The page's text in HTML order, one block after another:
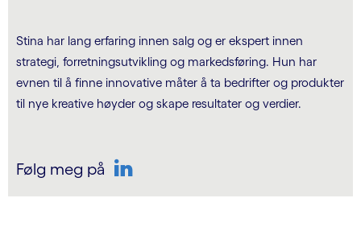
Stina har lang erfaring innen salg og er ekspert innen
strategi, forretningsutvikling og markedsføring. Hun har
evnen til å finne innovative måter å ta bedrifter og produkter
til nye kreative høyder og skape resultater og verdier.
Stina har lang erfaring innen salg og er
Følg meg på